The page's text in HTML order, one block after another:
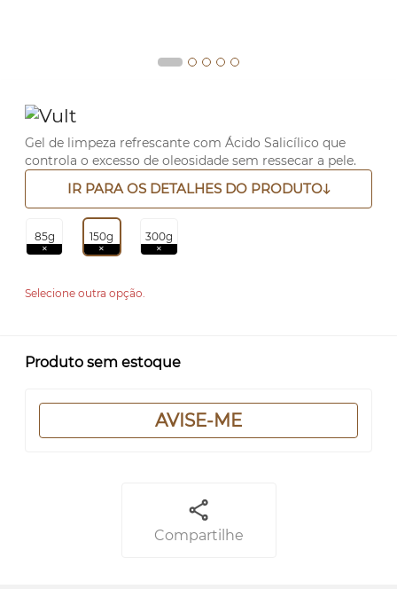
Gel de limpeza refrescante com Ácido Salicílico que
controla o excesso de oleosidade sem ressecar a pele.
IR PARA OS DETALHES DO PRODUTO
85g 150g 300g
Selecione outra opção.
Produto sem estoque
AVISE-ME
Compartilhe